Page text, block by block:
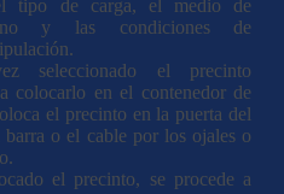
tipo de carga, el medio de
y las condiciones de
seleccionado el precinto
colocarlo en el contenedor de
el precinto en la puerta del
barra o el cable por los ojales o
el precinto, se procede a